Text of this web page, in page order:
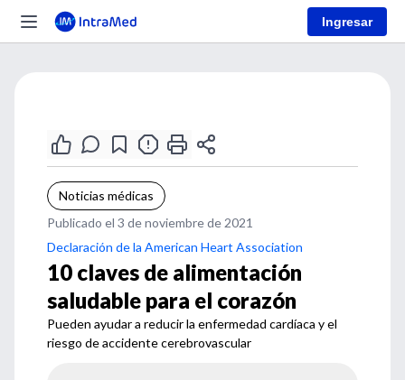
Ingresar
Noticias médicas
Publicado el 3 de noviembre de 2021
Declaración de la American Heart Association
10 claves de alimentación
saludable para el corazón
Pueden ayudar a reducir la enfermedad cardíaca y el
riesgo de accidente cerebrovascular